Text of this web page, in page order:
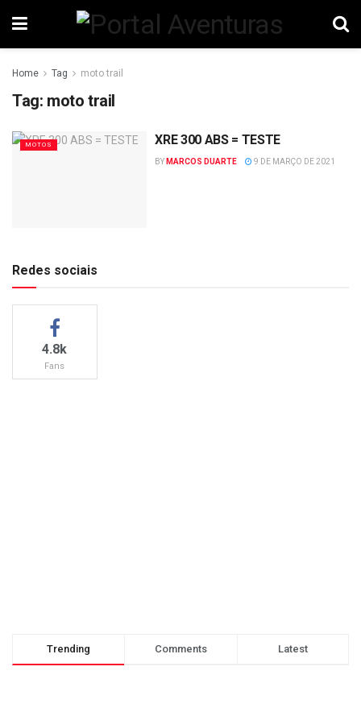
Home Tag moto trail
Tag: moto trail
MOTOS XRE 300 ABS = TESTE
BY MARCOS DUARTE 9 DE MARÇO DE 2021
Redes sociais
4.8k
Fans
Trending Comments Latest